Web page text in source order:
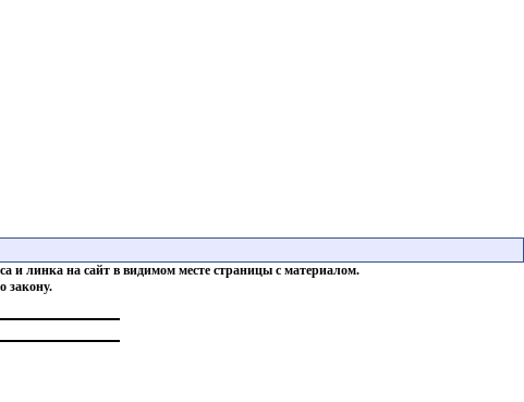
и линка на сайт в видимом месте страницы с материалом.
закону.